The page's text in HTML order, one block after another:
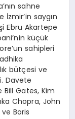
sahne
İzmir’in saygın
Ebru Akartepe
küçük
sahipleri
bütçesi ve
Davete
Bill Gates, Kim
Chopra, John
Boris